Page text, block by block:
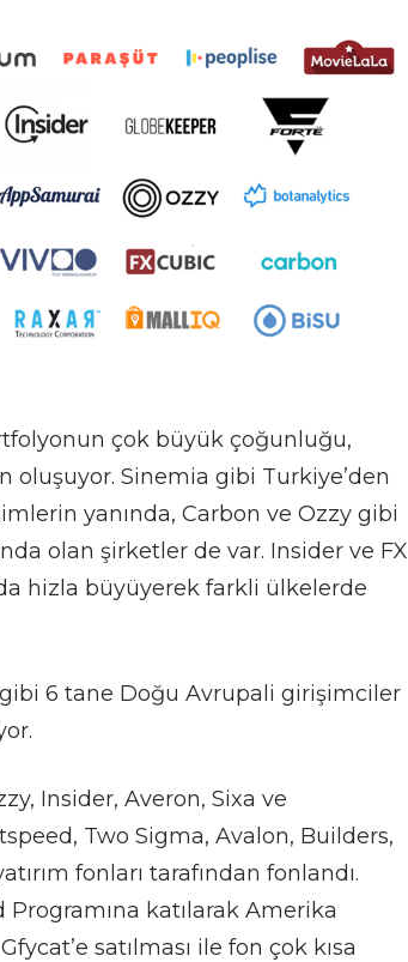
çok büyük çoğunluğu,
oluşuyor. Sinemia gibi Turkiye’den
yanında, Carbon ve Ozzy gibi
olan şirketler de var. Insider ve FX
hizla büyüyerek farkli ülkelerde
6 tane Doğu Avrupali girişimciler
Insider, Averon, Sixa ve
Two Sigma, Avalon, Builders,
fonları tarafından fonlandı.
Programına katılarak Amerika
satılması ile fon çok kısa